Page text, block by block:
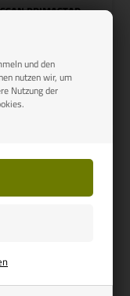
und den
nutzen wir, um
Nutzung der
PRIMASTAR
Bestellartikel